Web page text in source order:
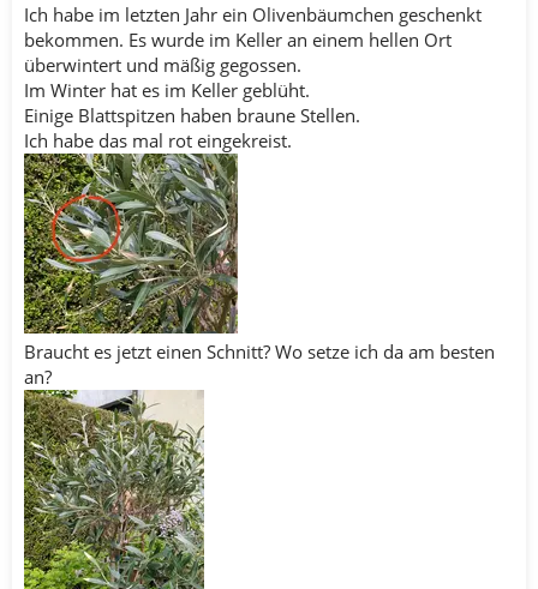
Ich habe im letzten Jahr ein Olivenbäumchen geschenkt
bekommen. Es wurde im Keller an einem hellen Ort
überwintert und mäßig gegossen.
Im Winter hat es im Keller geblüht.
Einige Blattspitzen haben braune Stellen.
Ich habe das mal rot eingekreist.
Braucht es jetzt einen Schnitt? Wo setze ich da am besten
an?